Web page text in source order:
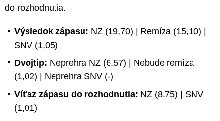
do rozhodnutia.
Výsledok zápasu: NZ (19,70) | Remíza (15,10) |
SNV (1,05)
Dvojtip: Neprehra NZ (6,57) | Nebude remíza
(1,02) | Neprehra SNV (-)
Víťaz zápasu do rozhodnutia: NZ (8,75) | SNV
(1,01)